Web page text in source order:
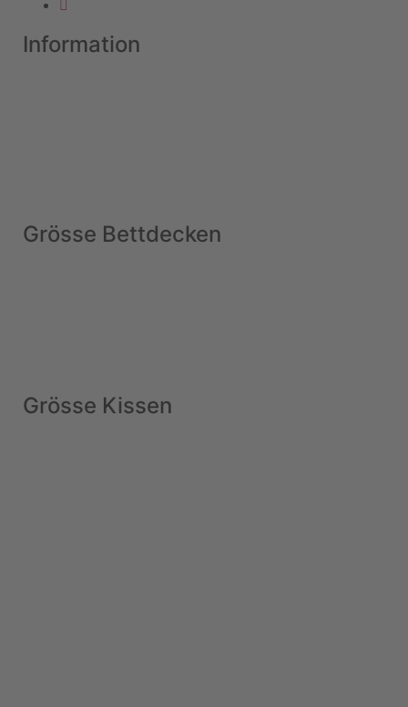
Information
Grösse Bettdecken
Grösse Kissen